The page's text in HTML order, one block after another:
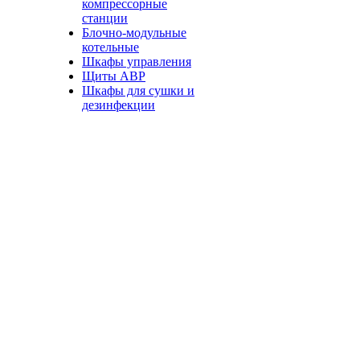
компрессорные
станции
Блочно-модульные
котельные
Шкафы управления
Щиты АВР
Шкафы для сушки и
дезинфекции